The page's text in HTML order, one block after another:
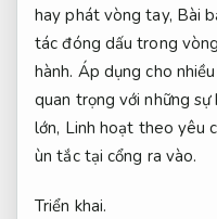
hay phát vòng tay, Bài
tác đóng dấu trong
hành. Áp dụng cho nhiều
quan trọng với những
lớn, Linh hoạt theo yêu
ùn tắc tại cổng ra vào.
Triển khai.